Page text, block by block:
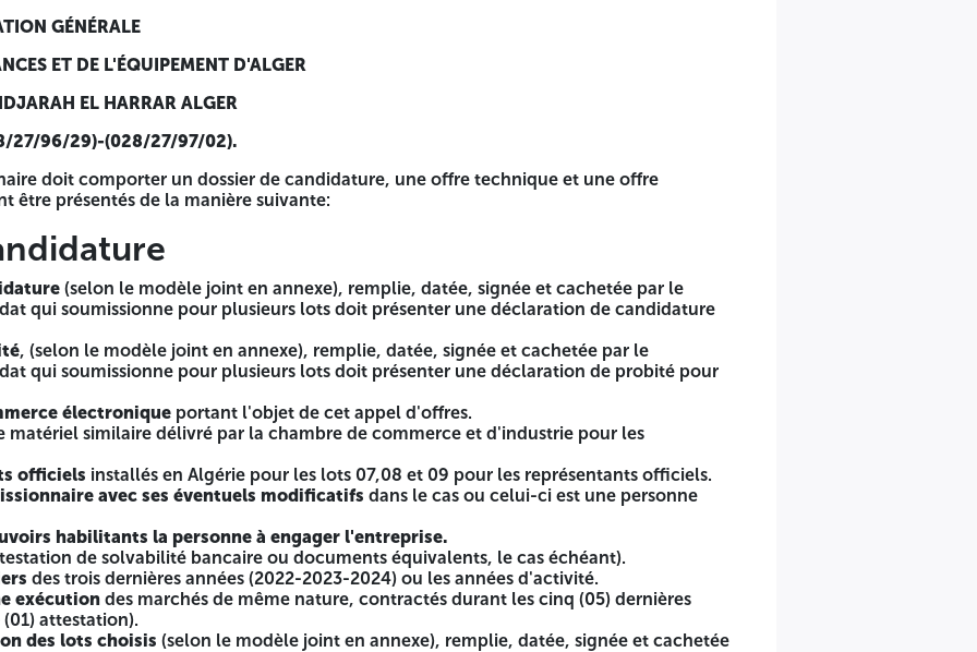
de candidature, une offre technique et une offre financière, ces derniers doivent être présentés de la manière
annexe), remplie, datée, signée et cachetée par le soumissionnaire, le candidat qui soumissionne pour plusieurs
tous les lots.
remplie, datée, signée et cachetée par le soumissionnaire, le candidat qui soumissionne pour plusieurs lots
de cet appel d'offres.
chambre de commerce et d'industrie pour les fabricants.
les lots 07,08 et 09 pour les représentants officiels.
modificatifsdans le cas ou celui-ci est une personne morale.
à engager l'entreprise.
ou documents équivalents, le cas échéant).
(2022-2023-2024) ou les années d'activité.
nature, contractés durant les cinq (05) dernières années (présentation une (01) attestation).
joint en annexe), remplie, datée, signée et cachetée par le soumissionnaire.
les lots 07,08 et 09.
et Copie) selon le cas, en cas de discordance entre eux, l'original fera foi.
GÉNÉRALE
ET DE L'ÉQUIPEMENT D'ALGER
EL HARRAR ALGER
27/96/29)-(028/27/97/02).
doit comporter un dossier de candidature, une offre technique et une offre
être présentés de la manière suivante:
(selon le modèle joint en annexe), remplie, datée, signée et cachetée par le
qui soumissionne pour plusieurs lots doit présenter une déclaration de candidature
, (selon le modèle joint en annexe), remplie, datée, signée et cachetée par le
qui soumissionne pour plusieurs lots doit présenter une déclaration de probité pour
électronique portant l'objet de cet appel d'offres.
matériel similaire délivré par la chambre de commerce et d'industrie pour les
officiels installés en Algérie pour les lots 07,08 et 09 pour les représentants officiels.
avec ses éventuels modificatifs dans le cas ou celui-ci est une personne
habilitants la personne à engager l'entreprise.
de solvabilité bancaire ou documents équivalents, le cas échéant).
des trois dernières années (2022-2023-2024) ou les années d'activité.
exécution des marchés de même nature, contractés durant les cinq (05) dernières
attestation).
des lots choisis (selon le modèle joint en annexe), remplie, datée, signée et cachetée